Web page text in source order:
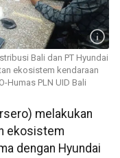
Bali dan PT Hyundai
ekosistem kendaraan
Humas PLN UID Bali
melakukan
ekosistem
dengan Hyundai